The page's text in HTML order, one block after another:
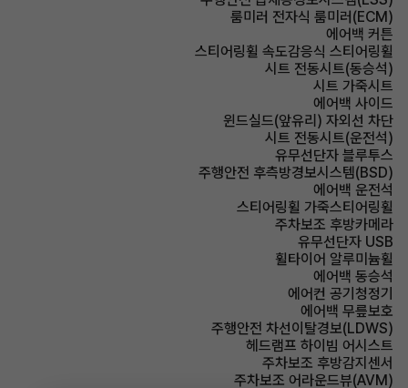
룸미러 전자식 룸미러(ECM)
에어백 커튼
스티어링휠 속도감응식 스티어링휠
시트 전동시트(동승석)
시트 가죽시트
에어백 사이드
윈드실드(앞유리) 자외선 차단
시트 전동시트(운전석)
유무선단자 블루투스
주행안전 후측방경보시스템(BSD)
에어백 운전석
스티어링휠 가죽스티어링휠
주차보조 후방카메라
유무선단자 USB
휠타이어 알루미늄휠
에어백 동승석
에어컨 공기청정기
에어백 무릎보호
주행안전 차선이탈경보(LDWS)
헤드램프 하이빔 어시스트
주차보조 후방감지센서
주차보조 어라운드뷰(AVM)